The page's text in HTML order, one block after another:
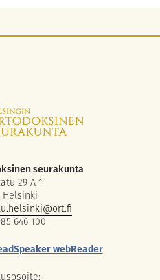
seurakunta
29 A 1
Helsinki
646 100
webReader